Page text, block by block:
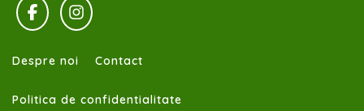
Despre noi Contact
Politica de confidentialitate